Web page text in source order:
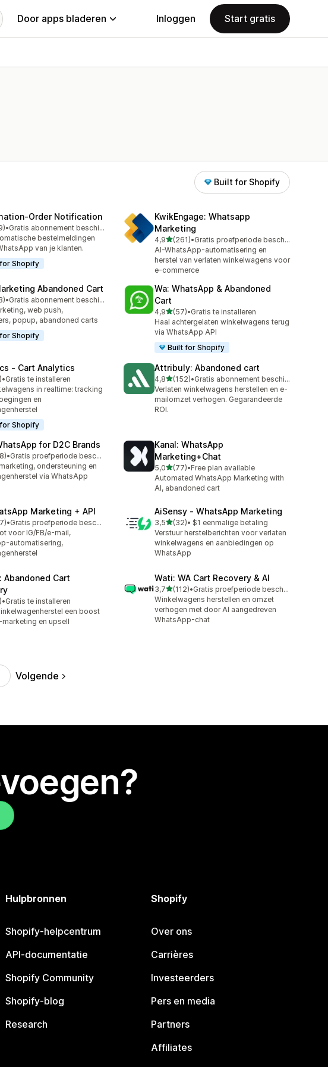
Door apps bladeren Inloggen Start gratis
Built for Shopify
Notification
in totaal
•
Gratis abonnement beschikbaar
bestelmeldingen
van je klanten.
Shopify
KwikEngage: Whatsapp
Marketing
4,9van 5 sterren
(261)
261 recensies in totaal
•
Gratis proefperiode beschikbaar
AI-WhatsApp-automatisering en
herstel van verlaten winkelwagens voor
e-commerce
Abandoned Cart
in totaal
•
Gratis abonnement beschikbaar
web push,
popup, abandoned carts
Shopify
Wa: WhatsApp & Abandoned
Cart
4,9van 5 sterren
(57)
57 recensies in totaal
•Gratis te installeren
Haal achtergelaten winkelwagens terug
via WhatsApp API
Built for Shopify
‑ Cart Analytics
in totaal
•Gratis te installeren
in realtime: tracking
en
Shopify
Attribuly: Abandoned cart
4,8van 5 sterren
(152)
152 recensies in totaal
•
Gratis abonnement beschikbaar
Verlaten winkelwagens herstellen en e-
mailomzet verhogen. Gegarandeerde
ROI.
for D2C Brands
in totaal
•
Gratis proefperiode beschikbaar
ondersteuning en
via WhatsApp
Kanal: WhatsApp
Marketing+Chat
5,0van 5 sterren
(77)
77 recensies in totaal
•Free plan available
Automated WhatsApp Marketing with
AI, abandoned cart
Marketing + API
in totaal
•
Gratis proefperiode beschikbaar
voor IG/FB/e-mail,
automatisering,
AiSensy ‑ WhatsApp Marketing
3,5van 5 sterren
(32)
32 recensies in totaal
• $1 eenmalige betaling
Verstuur herstelberichten voor verlaten
winkelwagens en aanbiedingen op
WhatsApp
Abandoned Cart
in totaal
•Gratis te installeren
een boost
en upsell
Wati: WA Cart Recovery & AI
3,7van 5 sterren
(112)
112 recensies in totaal
•
Gratis proefperiode beschikbaar
Winkelwagens herstellen en omzet
verhogen met door AI aangedreven
WhatsApp-chat
Volgende
Hulpbronnen
Shopify-helpcentrum
API-documentatie
Shopify Community
Shopify-blog
Research
Shopify
Over ons
Carrières
Investeerders
Pers en media
Partners
Affiliates